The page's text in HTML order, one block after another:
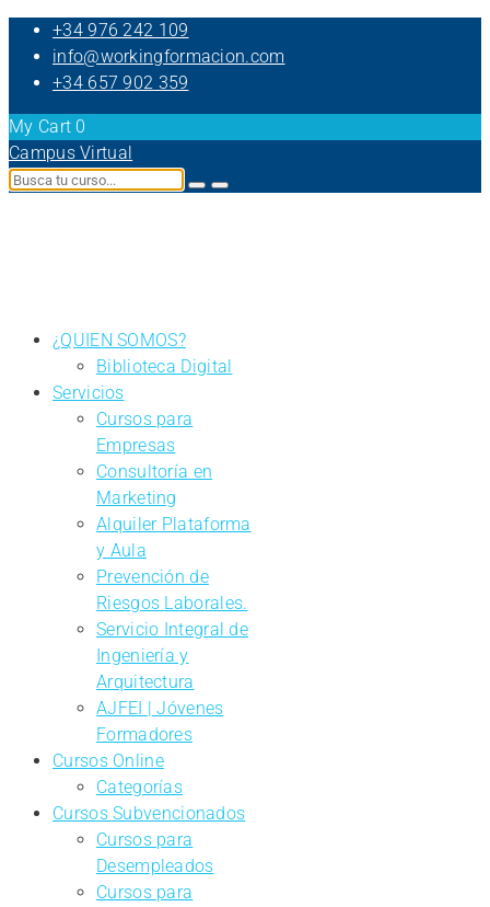
+34 976 242 109
info@workingformacion.com
+34 657 902 359
My Cart 0
Campus Virtual
¿QUIEN SOMOS?
Biblioteca Digital
Servicios
Cursos para
Empresas
Consultoría en
Marketing
Alquiler Plataforma
y Aula
Prevención de
Riesgos Laborales.
Servicio Integral de
Ingeniería y
Arquitectura
AJFEI | Jóvenes
Formadores
Cursos Online
Categorías
Cursos Subvencionados
Cursos para
Desempleados
Cursos para